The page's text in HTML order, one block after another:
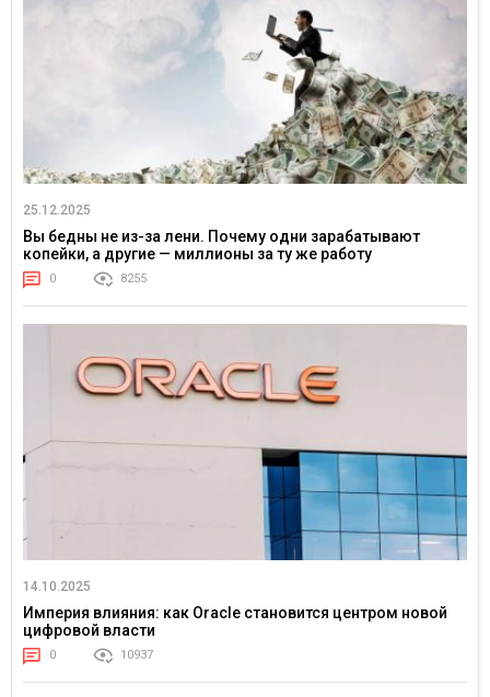
25.12.2025
Вы бедны не из-за лени. Почему одни зарабатывают
копейки, а другие — миллионы за ту же работу
0 8255
14.10.2025
Империя влияния: как Oracle становится центром новой
цифровой власти
0 10937